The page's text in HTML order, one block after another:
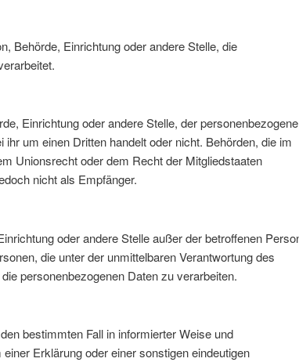
Behörde, Einrichtung oder andere Stelle, die
Einrichtung oder andere Stelle, der personenbezogene
um einen Dritten handelt oder nicht. Behörden, die im
Unionsrecht oder dem Recht der Mitgliedstaaten
nicht als Empfänger.
oder andere Stelle außer der betroffenen
die unter der unmittelbaren Verantwortung des
personenbezogenen Daten zu verarbeiten.
bestimmten Fall in informierter Weise und
Erklärung oder einer sonstigen eindeutigen